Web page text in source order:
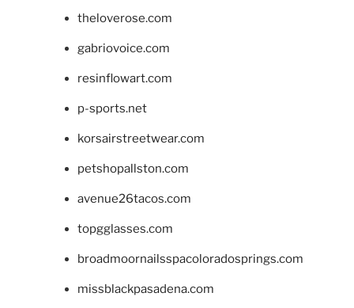
theloverose.com
gabriovoice.com
resinflowart.com
p-sports.net
korsairstreetwear.com
petshopallston.com
avenue26tacos.com
topgglasses.com
broadmoornailsspacoloradosprings.com
missblackpasadena.com